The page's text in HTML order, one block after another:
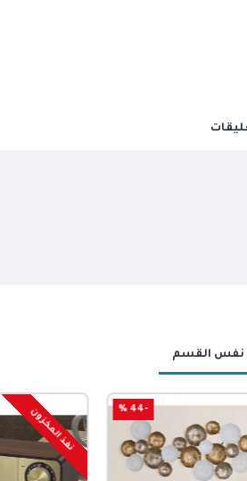
نفس القسم
-44 % نفذ المخزون